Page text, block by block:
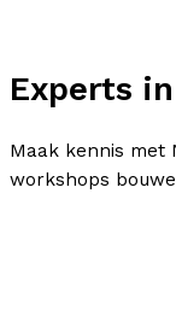
Experts
Maak kennis met
workshops